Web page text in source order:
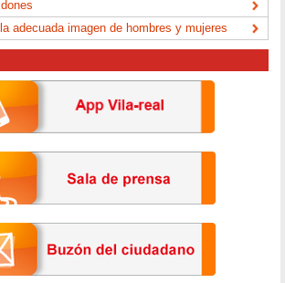
adecuada imagen de hombres y mujeres